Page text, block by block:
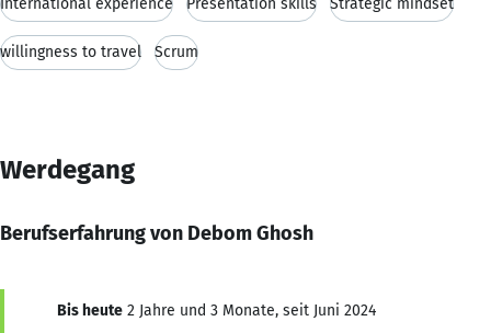
willingness to travel Scrum
Werdegang
Berufserfahrung von Debom Ghosh
Bis heute 2 Jahre und 3 Monate, seit Juni 2024